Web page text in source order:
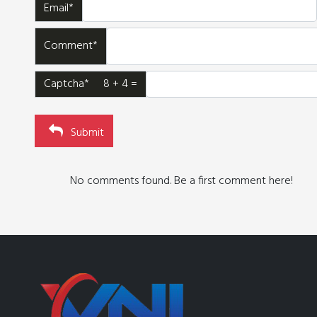
Email*
Comment*
Captcha* 8 + 4 =
Submit
No comments found. Be a first comment here!